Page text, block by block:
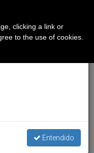
y también el
Entendido
clicking a link or
to the use of cookies.